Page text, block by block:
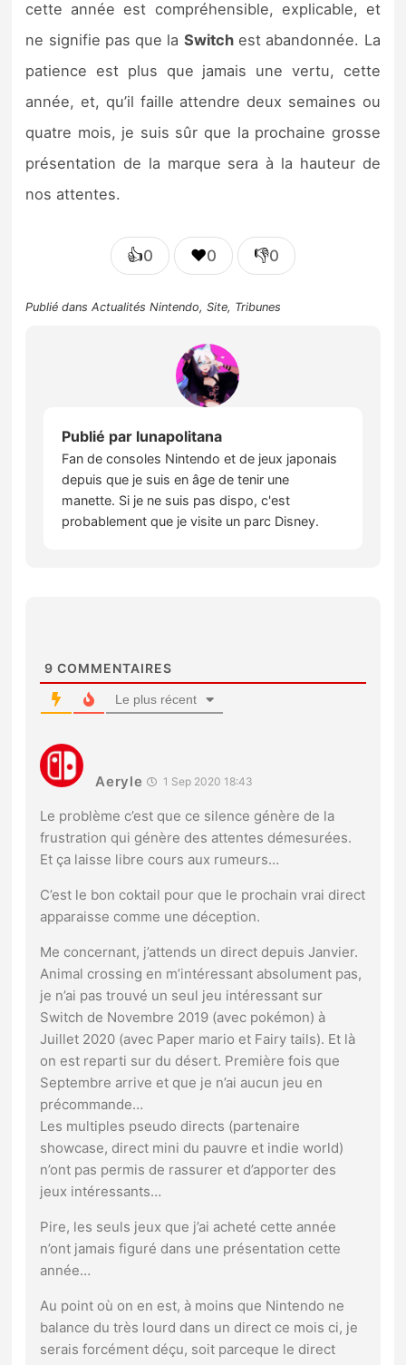
cette année est compréhensible, explicable, et
ne signifie pas que la Switchest abandonnée. La
patience est plus que jamais une vertu, cette
année, et, qu’il faille attendre deux semaines ou
quatre mois, je suis sûr que la prochaine grosse
présentation de la marque sera à la hauteur de
nos attentes.
👍0 ❤️0 👎0
Publié dansActualités Nintendo,Site, Tribunes
Publié par lunapolitana
Fan de consoles Nintendo et de jeux japonais
depuis que je suis en âge de tenir une
manette. Si je ne suis pas dispo, c'est
probablement que je visite un parc Disney.
9 COMMENTAIRES
Le plus récent
Aeryle 1 Sep 2020 18:43
Le problème c’est que ce silence génère de la
frustration qui génère des attentes démesurées.
Et ça laisse libre cours aux rumeurs…
C’est le bon coktail pour que le prochain vrai direct
apparaisse comme une déception.
Me concernant, j’attends un direct depuis Janvier.
Animal crossing en m’intéressant absolument pas,
je n’ai pas trouvé un seul jeu intéressant sur
Switch de Novembre 2019 (avec pokémon) à
Juillet 2020 (avec Paper mario et Fairy tails). Et là
on est reparti sur du désert. Première fois que
Septembre arrive et que je n’ai aucun jeu en
précommande…
Les multiples pseudo directs (partenaire
showcase, direct mini du pauvre et indie world)
n’ont pas permis de rassurer et d’apporter des
jeux intéressants…
Pire, les seuls jeux que j’ai acheté cette année
n’ont jamais figuré dans une présentation cette
année…
Au point où on en est, à moins que Nintendo ne
balance du très lourd dans un direct ce mois ci, je
serais forcément déçu, soit parceque le direct